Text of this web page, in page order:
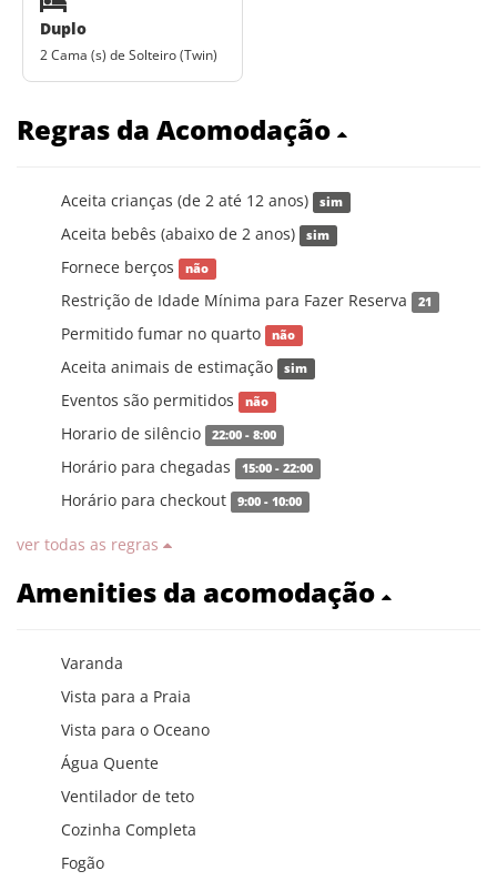
Duplo
2 Cama (s) de Solteiro (Twin)
Regras da Acomodação
Aceita crianças (de 2 até 12 anos) sim
Aceita bebês (abaixo de 2 anos) sim
Fornece berços não
Restrição de Idade Mínima para Fazer Reserva 21
Permitido fumar no quarto não
Aceita animais de estimação sim
Eventos são permitidos não
Horario de silêncio 22:00 - 8:00
Horário para chegadas 15:00 - 22:00
Horário para checkout 9:00 - 10:00
ver todas as regras
Amenities da acomodação
Varanda
Vista para a Praia
Vista para o Oceano
Água Quente
Ventilador de teto
Cozinha Completa
Fogão